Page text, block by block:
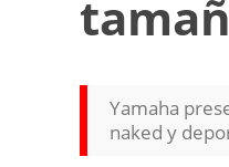
Yamaha
naked y